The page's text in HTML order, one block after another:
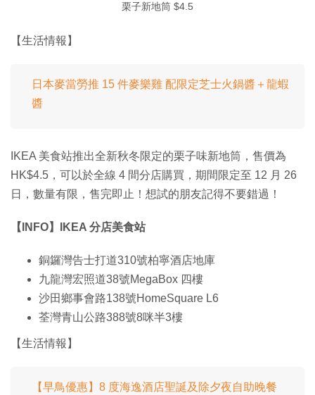
栗子新地筒 $4.5
【生活情報】
日本麥當勞推 15 件麥樂雞 配限定芝士火鍋醬＋龍蝦
醬
IKEA 美食站推出全新秋冬限定的栗子味新地筒，售價為
HK$4.5，可以於全線 4 間分店購買，期間限定至 12 月 26
日，數量有限，售完即止！想試的朋友記得不要錯過！
【INFO】IKEA 分店美食站
銅鑼灣告士打道310號柏寧酒店地庫
九龍灣宏照道38號MegaBox 四樓
沙田鄉事會路138號HomeSquare L6
荃灣青山公路388號8咪半3樓
【生活情報】
【早鳥優惠】8 度海逸酒店聖誕及除夕夜自助晚餐